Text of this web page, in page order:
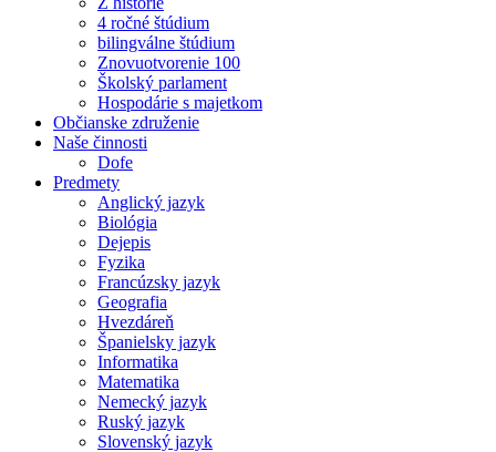
4 ročné štúdium
bilingválne štúdium
Znovuotvorenie 100
Školský parlament
Hospodárie s majetkom
Občianske združenie
Naše činnosti
Dofe
Predmety
Anglický jazyk
Biológia
Dejepis
Fyzika
Francúzsky jazyk
Geografia
Hvezdáreň
Španielsky jazyk
Informatika
Matematika
Nemecký jazyk
Ruský jazyk
Slovenský jazyk